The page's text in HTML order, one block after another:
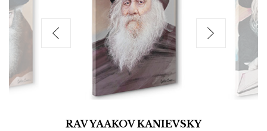
RAV YAAKOV KANIEVSKY